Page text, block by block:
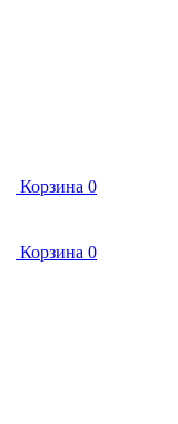
Корзина 0
Корзина 0